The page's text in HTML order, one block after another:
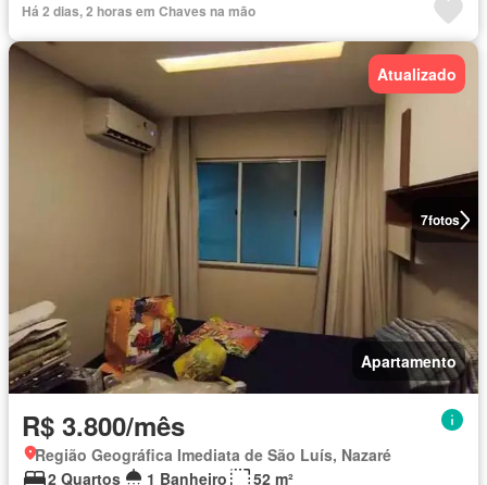
Há 2 dias, 2 horas em Chaves na mão
7fotos
Atualizado
Apartamento
R$ 3.800/mês
Região Geográfica Imediata de São Luís, Nazaré
2 Quartos
1 Banheiro
52 m²